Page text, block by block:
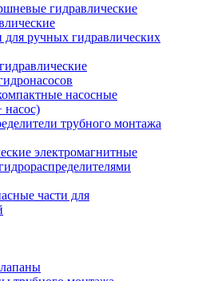
гидравлические
ручных гидравлических
насосные
насос)
трубного монтажа
электромагнитные
части для